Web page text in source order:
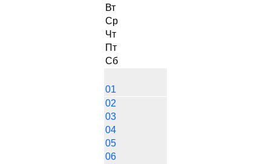
Вт
Ср
Чт
Пт
Сб
01
02
03
04
05
06